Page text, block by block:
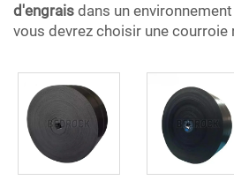
d'engrais dans un
vous devrez choisir une courroie